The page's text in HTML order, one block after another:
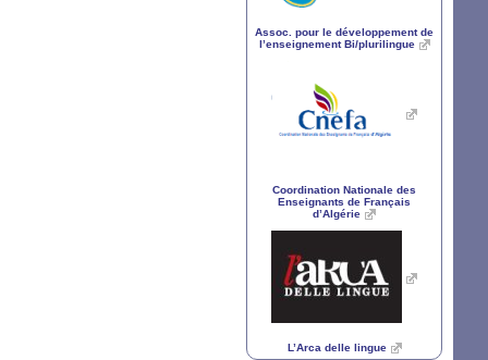
Assoc. pour le développement de
l’enseignement Bi/plurilingue
Coordination Nationale des
Enseignants de Français
d’Algérie
L’Arca delle lingue